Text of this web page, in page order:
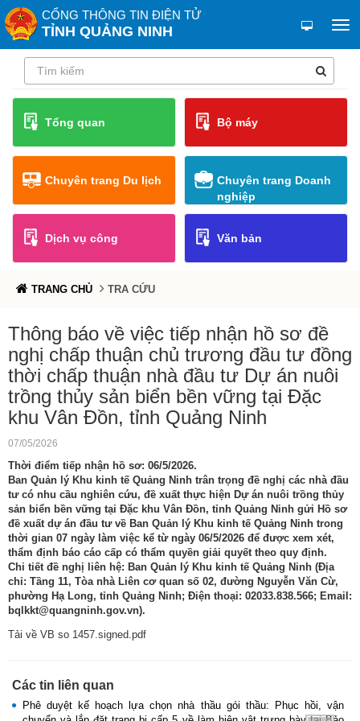
CỔNG THÔNG TIN ĐIỆN TỬ
TỈNH QUẢNG NINH
Tổng quan Bộ máy
Chuyên trang Du lịch
Chuyên trang Doanh
nghiệp
Dịch vụ công Văn bản
TRANG CHỦ TRA CỨU
Thông báo về việc tiếp nhận hồ sơ đề
nghị chấp thuận chủ trương đầu tư đồng
thời chấp thuận nhà đầu tư Dự án nuôi
trồng thủy sản biển bền vững tại Đặc
khu Vân Đồn, tỉnh Quảng Ninh
07/05/2026
​Thời điểm tiếp nhận hồ sơ: 06/5/2026.
Ban Quản lý Khu kinh tế Quảng Ninh trân trọng đề nghị các nhà đầu
tư có nhu cầu nghiên cứu, đề xuất thực hiện Dự án nuôi trồng thủy
sản biển bền vững tại Đặc khu Vân Đồn, tỉnh Quảng Ninh gửi Hồ sơ
đề xuất dự án đầu tư về Ban Quản lý Khu kinh tế Quảng Ninh trong
thời gian 07 ngày làm việc kể từ ngày 06/5/2026 để được xem xét,
thẩm định báo cáo cấp có thẩm quyền giải quyết theo quy định.
Chi tiết đề nghị liên hệ: Ban Quản lý Khu kinh tế Quảng Ninh (Địa
chỉ: Tầng 11, Tòa nhà Liên cơ quan số 02, đường Nguyễn Văn Cừ,
phường Hạ Long, tỉnh Quảng Ninh; Điện thoại: 02033.838.566; Email:
bqlkkt@quangninh.gov.vn).
Tải về VB so 1457.signed.pdf
Các tin liên quan
Phê duyệt kế hoạch lựa chọn nhà thầu gói thầu: Phục hồi, vận